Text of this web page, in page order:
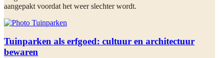
aangepakt voordat het weer slechter wordt.
Tuinparken als erfgoed: cultuur en architectuur
bewaren